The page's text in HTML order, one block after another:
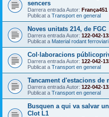
sencers
Darrera entrada Autor: França451
Publicat a Transport en general
Noves unitats 214, de FGC
Darrera entrada Autor: 122-042-
Publicat a Material rodant ferroviari
Col·laboracions
Darrera entrada Autor: 122-042-
Publicat a Transport en general
Tancament d'estacions de
Darrera entrada Autor: 122-042-
Publicat a Transport en general
Busquen a qui va salvar
Clot L1